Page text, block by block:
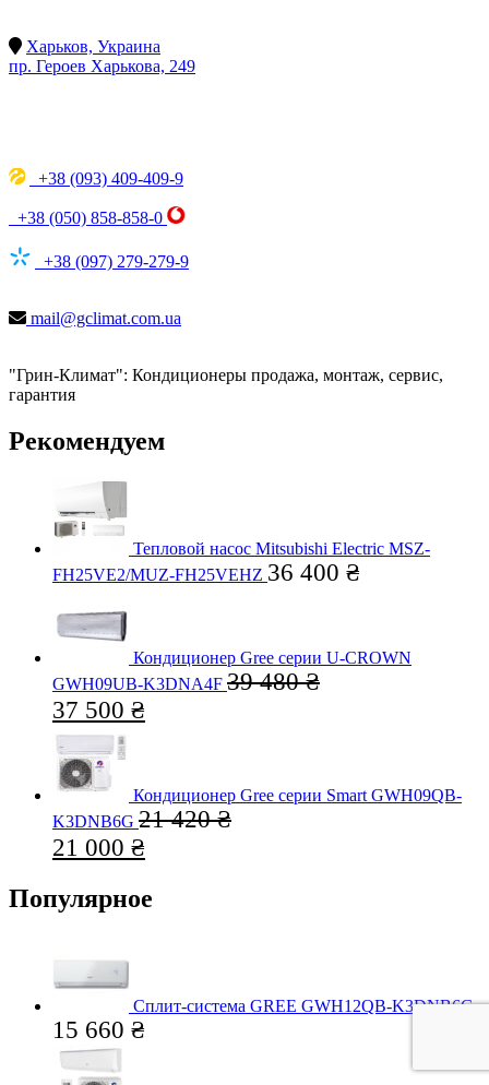
Харьков, Украина
пр. Героев Харькова, 249
+38 (093) 409-409-9
+38 (050) 858-858-0
+38 (097) 279-279-9
mail@gclimat.com.ua
"Грин-Климат": Кондиционеры продажа, монтаж, сервис,
гарантия
Рекомендуем
Тепловой насос Mitsubishi Electric MSZ-
FH25VE2/MUZ-FH25VEHZ 36 400 ₴
Кондиционер Gree серии U-CROWN
GWH09UB-K3DNA4F 39 480₴
37 500 ₴
Кондиционер Gree серии Smart GWH09QB-
K3DNB6G 21 420₴
21 000 ₴
Популярное
Сплит-система GREE GWH12QB-K3DNB6G
15 660 ₴